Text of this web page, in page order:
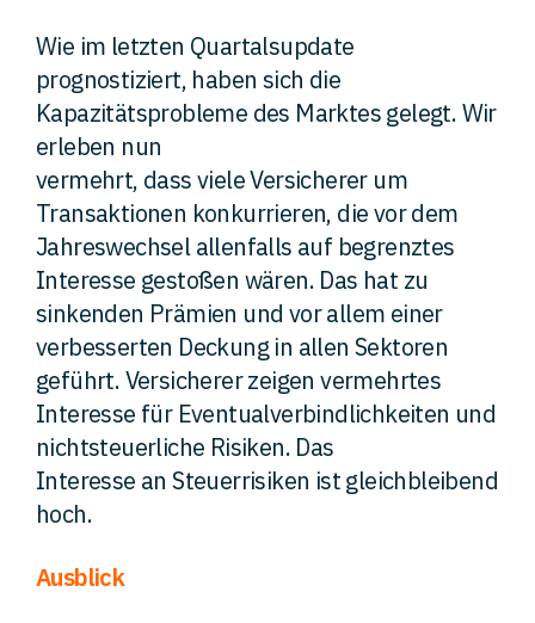
Wie im letzten Quartalsupdate
prognostiziert, haben sich die
Kapazitätsprobleme des Marktes gelegt. Wir
erleben nun
vermehrt, dass viele Versicherer um
Transaktionen konkurrieren, die vor dem
Jahreswechsel allenfalls auf begrenztes
Interesse gestoßen wären. Das hat zu
sinkenden Prämien und vor allem einer
verbesserten Deckung in allen Sektoren
geführt. Versicherer zeigen vermehrtes
Interesse für Eventualverbindlichkeiten und
nichtsteuerliche Risiken. Das
Interesse an Steuerrisiken ist gleichbleibend
hoch.
Ausblick